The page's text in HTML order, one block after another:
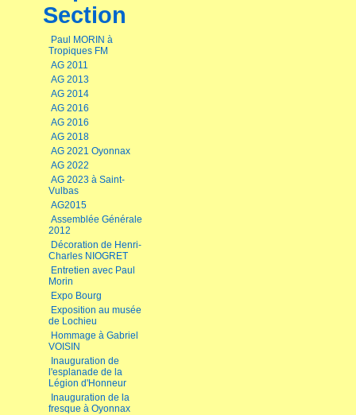
Section
Paul MORIN à
Tropiques FM
AG 2011
AG 2013
AG 2014
AG 2016
AG 2016
AG 2018
AG 2021 Oyonnax
AG 2022
AG 2023 à Saint-
Vulbas
AG2015
Assemblée Générale
2012
Décoration de Henri-
Charles NIOGRET
Entretien avec Paul
Morin
Expo Bourg
Exposition au musée
de Lochieu
Hommage à Gabriel
VOISIN
Inauguration de
l'esplanade de la
Légion d'Honneur
Inauguration de la
fresque à Oyonnax